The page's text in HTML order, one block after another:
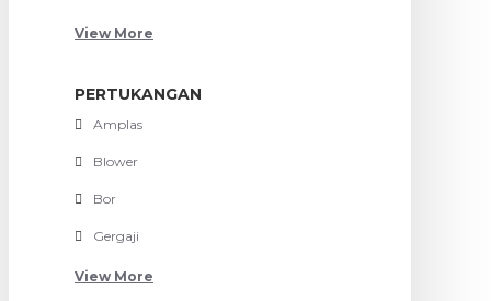
View More
PERTUKANGAN
Amplas
Blower
Bor
Gergaji
View More